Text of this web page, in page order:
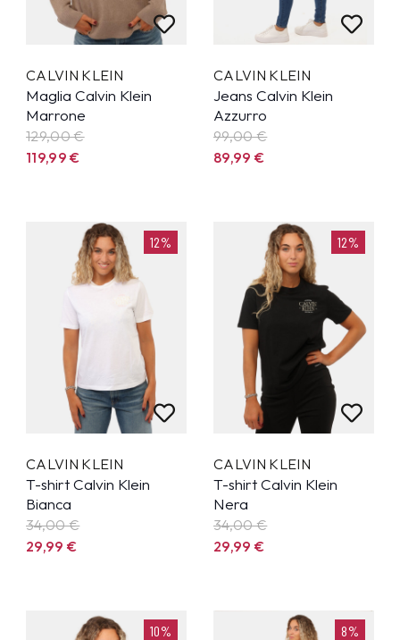
CALVIN KLEIN
Maglia Calvin Klein
Marrone
129,00 €
119,99€
CALVIN KLEIN
Jeans Calvin Klein
Azzurro
99,00 €
89,99€
12%
CALVIN KLEIN
T-shirt Calvin Klein
Bianca
34,00 €
29,99€
12%
CALVIN KLEIN
T-shirt Calvin Klein
Nera
34,00 €
29,99€
10% 8%